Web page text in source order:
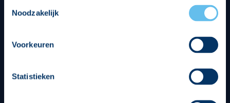
op een veilige en integere wijze. Je kunt je toestemming
beheren op de privacy- en cookieverklaring pagina.
Noodzakelijk
Voorkeuren
Statistieken